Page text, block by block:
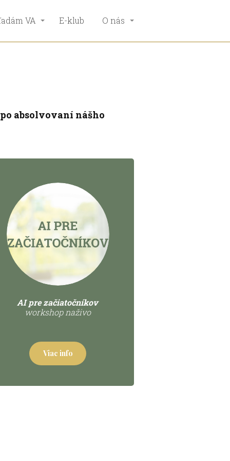
VA E-klub O nás
absolvovaní nášho
AI pre začiatočníkov
workshop naživo
Viac info